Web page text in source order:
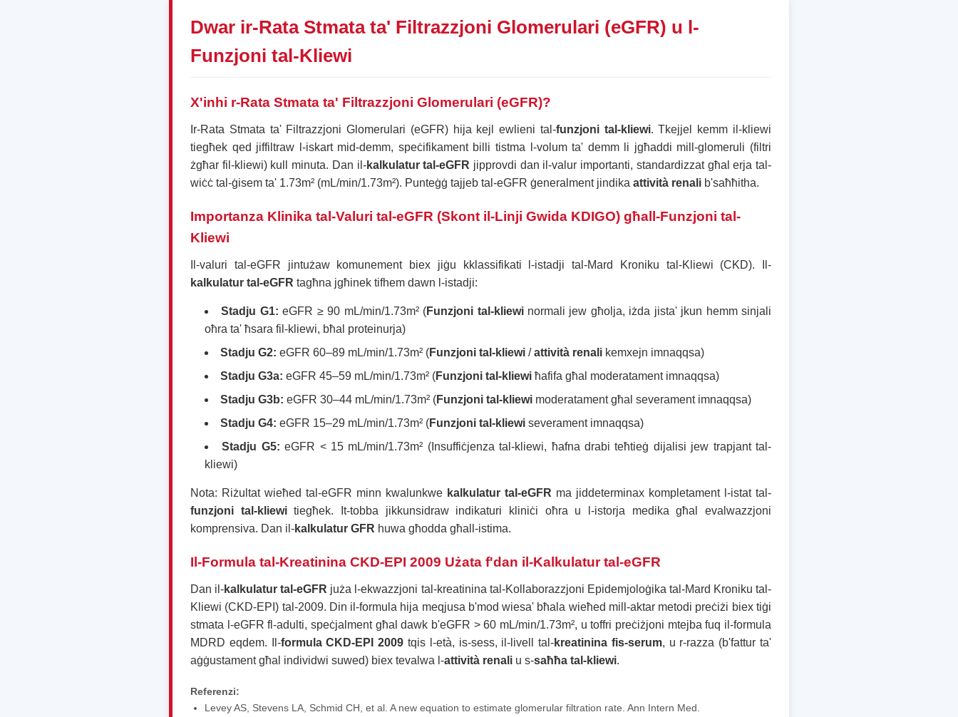
Dwar ir-Rata Stmata ta' Filtrazzjoni Glomerulari (eGFR) u l-
Funzjoni tal-Kliewi
X'inhi r-Rata Stmata ta' Filtrazzjoni Glomerulari (eGFR)?
Ir-Rata Stmata ta' Filtrazzjoni Glomerulari (eGFR) hija kejl ewlieni tal-funzjoni tal-kliewi. Tkejjel kemm il-kliewi
tiegħek qed jiffiltraw l-iskart mid-demm, speċifikament billi tistma l-volum ta' demm li jgħaddi mill-glomeruli (filtri
żgħar fil-kliewi) kull minuta. Dan il-kalkulatur tal-eGFR jipprovdi dan il-valur importanti, standardizzat għal erja tal-
wiċċ tal-ġisem ta' 1.73m² (mL/min/1.73m²). Punteġġ tajjeb tal-eGFR ġeneralment jindika attività renali b'saħħitha.
Importanza Klinika tal-Valuri tal-eGFR (Skont il-Linji Gwida KDIGO) għall-Funzjoni tal-
Kliewi
Il-valuri tal-eGFR jintużaw komunement biex jiġu kklassifikati l-istadji tal-Mard Kroniku tal-Kliewi (CKD). Il-
kalkulatur tal-eGFR tagħna jgħinek tifhem dawn l-istadji:
Stadju G1: eGFR ≥ 90 mL/min/1.73m² (Funzjoni tal-kliewinormali jew għolja, iżda jista' jkun hemm sinjali
oħra ta' ħsara fil-kliewi, bħal proteinurja)
Stadju G2: eGFR 60–89 mL/min/1.73m² (Funzjoni tal-kliewi /attività renali kemxejn imnaqqsa)
Stadju G3a: eGFR 45–59 mL/min/1.73m² (Funzjoni tal-kliewi ħafifa għal moderatament imnaqqsa)
Stadju G3b: eGFR 30–44 mL/min/1.73m² (Funzjoni tal-kliewi moderatament għal severament imnaqqsa)
Stadju G4: eGFR 15–29 mL/min/1.73m² (Funzjoni tal-kliewi severament imnaqqsa)
Stadju G5: eGFR < 15 mL/min/1.73m² (Insuffiċjenza tal-kliewi, ħafna drabi teħtieġ dijalisi jew trapjant tal-
kliewi)
Nota: Riżultat wieħed tal-eGFR minn kwalunkwe kalkulatur tal-eGFR ma jiddeterminax kompletament l-istat tal-
funzjoni tal-kliewitiegħek. It-tobba jikkunsidraw indikaturi kliniċi oħra u l-istorja medika għal evalwazzjoni
komprensiva. Dan il-kalkulatur GFR huwa għodda għall-istima.
Il-Formula tal-Kreatinina CKD-EPI 2009 Użata f'dan il-Kalkulatur tal-eGFR
Dan il-kalkulatur tal-eGFR juża l-ekwazzjoni tal-kreatinina tal-Kollaborazzjoni Epidemjoloġika tal-Mard Kroniku tal-
Kliewi (CKD-EPI) tal-2009. Din il-formula hija meqjusa b'mod wiesa' bħala wieħed mill-aktar metodi preċiżi biex tiġi
stmata l-eGFR fl-adulti, speċjalment għal dawk b'eGFR > 60 mL/min/1.73m², u toffri preċiżjoni mtejba fuq il-formula
MDRD eqdem. Il-formula CKD-EPI 2009 tqis l-età, is-sess, il-livell tal-kreatinina fis-serum, u r-razza (b'fattur ta'
aġġustament għal individwi suwed) biex tevalwa l-attività renali u s-saħħa tal-kliewi.
Referenzi:
Levey AS, Stevens LA, Schmid CH, et al. A new equation to estimate glomerular filtration rate. Ann Intern Med.